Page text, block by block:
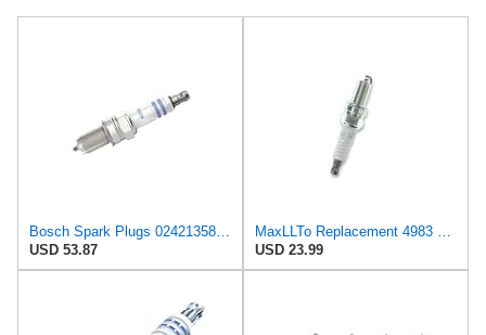
Bosch Spark Plugs 0242135801 (N25), Set of 4
USD 53.87
MaxLLTo Replacement 4983 Standard Spark Plug for Bosch 79027 for Chrysler SP070500AA for Fiat
USD 23.99